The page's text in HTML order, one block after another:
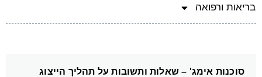
בריאות ורפואה
סוכנות אימג' – שאלות ותשובות על תהליך הייצוג